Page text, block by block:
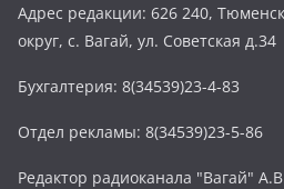
Адрес редакции: 626 240,
округ, с. Вагай, ул. Советская д.34
Бухгалтерия: 8(34539)23-4-83
Отдел рекламы: 8(34539)23-5-86
Редактор радиоканала "Вагай"